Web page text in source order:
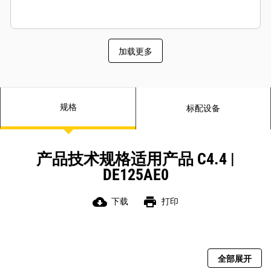
加载更多
规格 标配设备
产品技术规格适用产品 C4.4 |
DE125AE0
cloud_download 下载 print 打印
全部展开